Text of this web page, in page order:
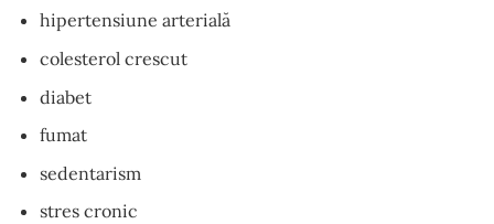
hipertensiune arterială
colesterol crescut
diabet
fumat
sedentarism
stres cronic